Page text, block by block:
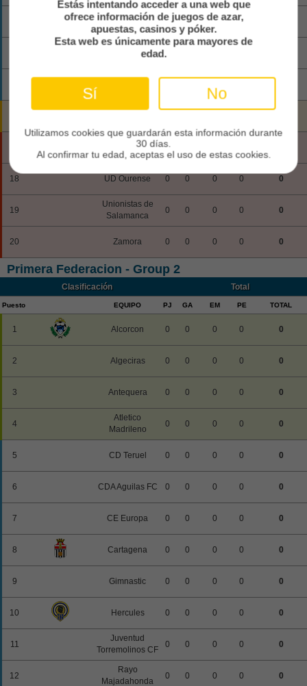
Pontevedra 0 0 0 0
RC Deportivo
Real Union 0
18 UD Ourense 0 0 0 0 0
19
Unionistas de
Salamanca
0 0 0 0 0
20 Zamora 0 0 0 0 0
Primera Federacion - Group 2
Clasificación Total
Puesto EQUIPO PJ GA EM PE TOTAL
1 Alcorcon 0 0 0 0 0
2 Algeciras 0 0 0 0 0
3 Antequera 0 0 0 0 0
4
Atletico
Madrileno
0 0 0 0 0
5 CD Teruel 0 0 0 0 0
6 CDA Aguilas FC 0 0 0 0 0
7 CE Europa 0 0 0 0 0
8 Cartagena 0 0 0 0 0
9 Gimnastic 0 0 0 0 0
10 Hercules 0 0 0 0 0
11
Juventud
Torremolinos CF
0 0 0 0 0
12
Rayo
Majadahonda
0 0 0 0 0
Estás intentando acceder a una web que
ofrece información de juegos de azar,
apuestas, casinos y póker.
Esta web es únicamente para mayores de
edad.
Sí No
Utilizamos cookies que guardarán esta información durante
30 días.
Al confirmar tu edad, aceptas el uso de estas cookies.